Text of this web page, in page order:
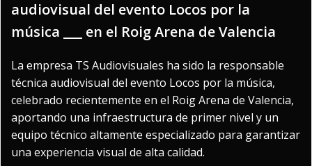
audiovisual del evento Locos por la
música ___ en el Roig Arena de Valencia
La empresa TS Audiovisuales ha sido la responsable
técnica audiovisual del evento Locos por la música,
celebrado recientemente en el Roig Arena de Valencia,
aportando una infraestructura de primer nivel y un
equipo técnico altamente especializado para garantizar
una experiencia visual de alta calidad.